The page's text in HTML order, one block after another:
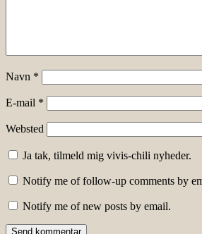
Navn *
E-mail *
Websted
Ja tak, tilmeld mig vivis-chili nyheder.
Notify me of follow-up comments by
Notify me of new posts by email.